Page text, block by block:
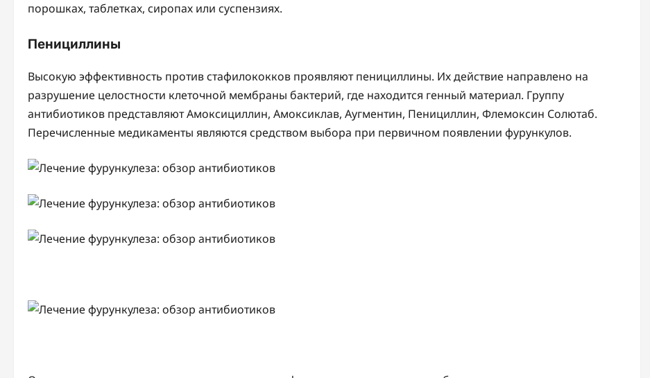
порошках, таблетках, сиропах или суспензиях.
Пенициллины
Высокую эффективность против стафилококков проявляют пенициллины. Их действие направлено на
разрушение целостности клеточной мембраны бактерий, где находится генный материал. Группу
антибиотиков представляют Амоксициллин, Амоксиклав, Аугментин, Пенициллин, Флемоксин Солютаб.
Перечисленные медикаменты являются средством выбора при первичном появлении фурункулов.